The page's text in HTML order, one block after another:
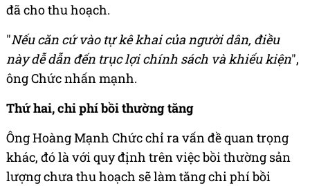
đã cho thu hoạch.
"Nếu căn cứ vào tự kê khai của người dân, điều
này dễ dẫn đến trục lợi chính sách và khiếu kiện",
ông Chức nhấn mạnh.
Thứ hai, chi phí bồi thường tăng
Ông Hoàng Mạnh Chức chỉ ra vấn đề quan trọng
khác, đó là với quy định trên việc bồi thường sản
lượng chưa thu hoạch sẽ làm tăng chi phí bồi